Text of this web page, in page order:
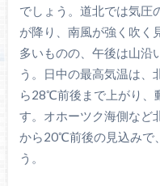
でしょう。道北では気圧
が降り、南風が強く吹く
多いものの、午後は山沿
う。日中の最高気温は
ら28℃前後まで上がり、
す。オホーツク海側な
から20℃前後の見込みで
う。